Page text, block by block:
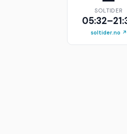
SOLTIDER
soltider.no ↗